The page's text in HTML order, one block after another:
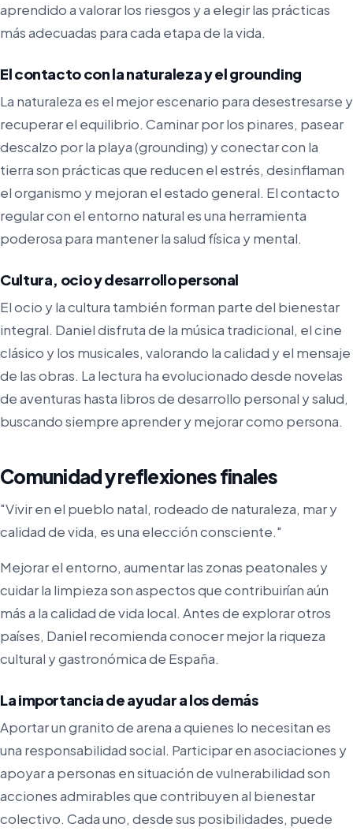
aprendido a valorar los riesgos y a elegir las prácticas
más adecuadas para cada etapa de la vida.
El contacto con la naturaleza y el grounding
La naturaleza es el mejor escenario para desestresarse y
recuperar el equilibrio. Caminar por los pinares, pasear
descalzo por la playa (grounding) y conectar con la
tierra son prácticas que reducen el estrés, desinflaman
el organismo y mejoran el estado general. El contacto
regular con el entorno natural es una herramienta
poderosa para mantener la salud física y mental.
Cultura, ocio y desarrollo personal
El ocio y la cultura también forman parte del bienestar
integral. Daniel disfruta de la música tradicional, el cine
clásico y los musicales, valorando la calidad y el mensaje
de las obras. La lectura ha evolucionado desde novelas
de aventuras hasta libros de desarrollo personal y salud,
buscando siempre aprender y mejorar como persona.
Comunidad y reflexiones finales
"Vivir en el pueblo natal, rodeado de naturaleza, mar y
calidad de vida, es una elección consciente."
Mejorar el entorno, aumentar las zonas peatonales y
cuidar la limpieza son aspectos que contribuirían aún
más a la calidad de vida local. Antes de explorar otros
países, Daniel recomienda conocer mejor la riqueza
cultural y gastronómica de España.
La importancia de ayudar a los demás
Aportar un granito de arena a quienes lo necesitan es
una responsabilidad social. Participar en asociaciones y
apoyar a personas en situación de vulnerabilidad son
acciones admirables que contribuyen al bienestar
colectivo. Cada uno, desde sus posibilidades, puede